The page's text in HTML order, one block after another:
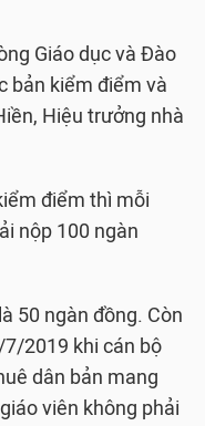
Giáo dục và Đào
bản kiểm điểm và
Hiệu trưởng nhà
điểm thì mỗi
nộp 100 ngàn
50 ngàn đồng. Còn
2019 khi cán bộ
dân bản mang
viên không phải